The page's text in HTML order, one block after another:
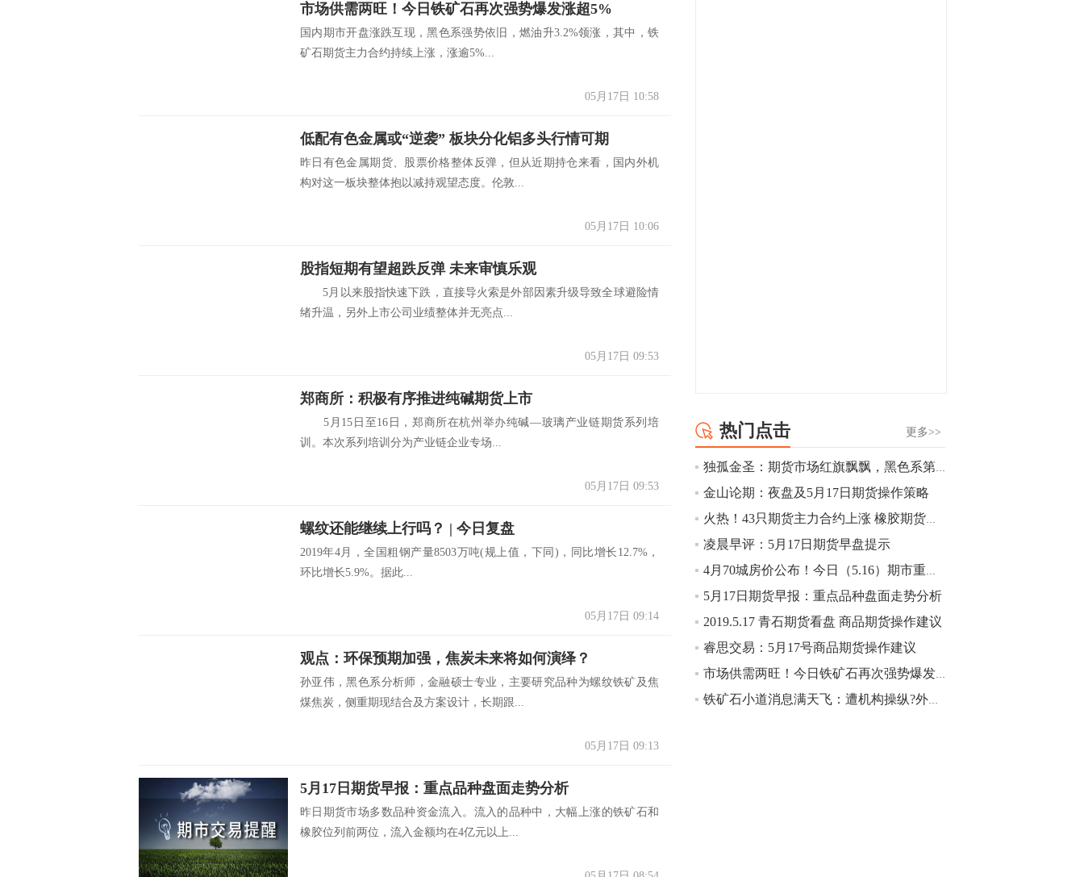
市场供需两旺！今日铁矿石再次强势爆发涨超5%
国内期市开盘涨跌互现，黑色系强势依旧，燃油升3.2%领涨，其中，铁
矿石期货主力合约持续上涨，涨逾5%...
05月17日 10:58
低配有色金属或“逆袭” 板块分化铝多头行情可期
昨日有色金属期货、股票价格整体反弹，但从近期持仓来看，国内外机
构对这一板块整体抱以减持观望态度。伦敦...
05月17日 10:06
股指短期有望超跌反弹 未来审慎乐观
5月以来股指快速下跌，直接导火索是外部因素升级导致全球避险情
绪升温，另外上市公司业绩整体并无亮点...
05月17日 09:53
郑商所：积极有序推进纯碱期货上市
5月15日至16日，郑商所在杭州举办纯碱—玻璃产业链期货系列培
训。本次系列培训分为产业链企业专场...
05月17日 09:53
螺纹还能继续上行吗？ | 今日复盘
2019年4月，全国粗钢产量8503万吨(规上值，下同)，同比增长12.7%，
环比增长5.9%。据此...
05月17日 09:14
观点：环保预期加强，焦炭未来将如何演绎？
孙亚伟，黑色系分析师，金融硕士专业，主要研究品种为螺纹铁矿及焦
煤焦炭，侧重期现结合及方案设计，长期跟...
05月17日 09:13
5月17日期货早报：重点品种盘面走势分析
昨日期货市场多数品种资金流入。流入的品种中，大幅上涨的铁矿石和
橡胶位列前两位，流入金额均在4亿元以上...
幅扩大至4.4%。
10:43
【行情】芝加哥11月大豆期货跌0.4%，12
月玉米期货跌1%。
10:43
【行情】油脂油料期货表现抢眼，豆二期
2.5%，棕榈油涨近2%，菜粕涨1.54%。
10:17
【研报精选】国内期货机构对8月5日的原
油期货走势预测
更多>>
热门点击
独孤金圣：期货市场红旗飘飘，黑色系第二波到顶了？
金山论期：夜盘及5月17日期货操作策略
火热！43只期货主力合约上涨 橡胶期货涨超5%
凌晨早评：5月17日期货早盘提示
4月70城房价公布！今日（5.16）期市重要事件盘点以及未来事件提醒
5月17日期货早报：重点品种盘面走势分析
2019.5.17 青石期货看盘 商品期货操作建议
睿思交易：5月17号商品期货操作建议
市场供需两旺！今日铁矿石再次强势爆发涨超5%
铁矿石小道消息满天飞：遭机构操纵?外矿又停产了?